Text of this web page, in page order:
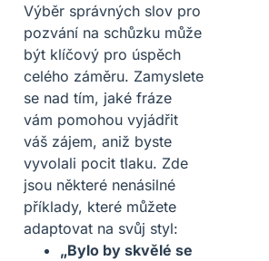
Výběr správných slov pro
pozvání na schůzku může
být klíčový pro úspěch
celého záměru. Zamyslete
se nad tím, jaké fráze
vám pomohou vyjádřit
váš zájem, aniž byste
vyvolali pocit tlaku. Zde
jsou některé nenásilné
příklady, které můžete
adaptovat na svůj styl:
„Bylo by skvělé se